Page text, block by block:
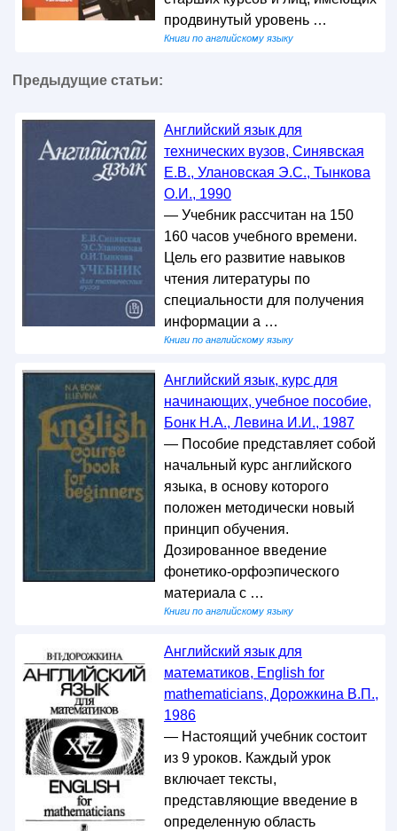
продвинутый уровень …
Книги по английскому языку
Предыдущие статьи:
Английский язык для
технических вузов, Синявская
Е.В., Улановская Э.С., Тынкова
О.И., 1990
— Учебник рассчитан на 150
160 часов учебного времени.
Цель его развитие навыков
чтения литературы по
специальности для получения
информации а …
Книги по английскому языку
Английский язык, курс для
начинающих, учебное пособие,
Бонк Н.А., Левина И.И., 1987
— Пособие представляет собой
начальный курс английского
языка, в основу которого
положен методически новый
принцип обучения.
Дозированное введение
фонетико-орфоэпического
материала с …
Книги по английскому языку
Английский язык для
математиков, English for
mathematicians, Дорожкина В.П.,
1986
— Настоящий учебник состоит
из 9 уроков. Каждый урок
включает тексты,
представляющие введение в
определенную область